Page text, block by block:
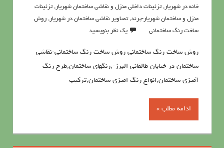
خانه در شهریار,تزئینات داخلی منزل و نقاشی ساختمان شهریار,تزئینات
منزل و ساختمان شهریار-پرند,تصاویر نقاشی ساختمان در شهریار, روش
ساخت رنگ ساختمانی
یک نظر بنویسید
روش ساخت رنگ ساختمانی روش ساخت رنگ ساختمانی-نقاشی
ساختمان در خیابان طالقانی البرز-,رنگهای ساختمان,طرح رنگ
آمیزی ساختمان,انواع رنگ امیزی ساختمان,ترکیب
ادامه مطلب »